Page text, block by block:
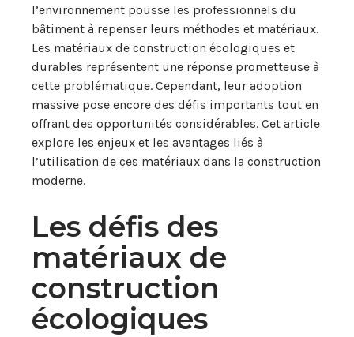
l’environnement pousse les professionnels du
bâtiment à repenser leurs méthodes et matériaux.
Les matériaux de construction écologiques et
durables représentent une réponse prometteuse à
cette problématique. Cependant, leur adoption
massive pose encore des défis importants tout en
offrant des opportunités considérables. Cet article
explore les enjeux et les avantages liés à
l’utilisation de ces matériaux dans la construction
moderne.
Les défis des
matériaux de
construction
écologiques